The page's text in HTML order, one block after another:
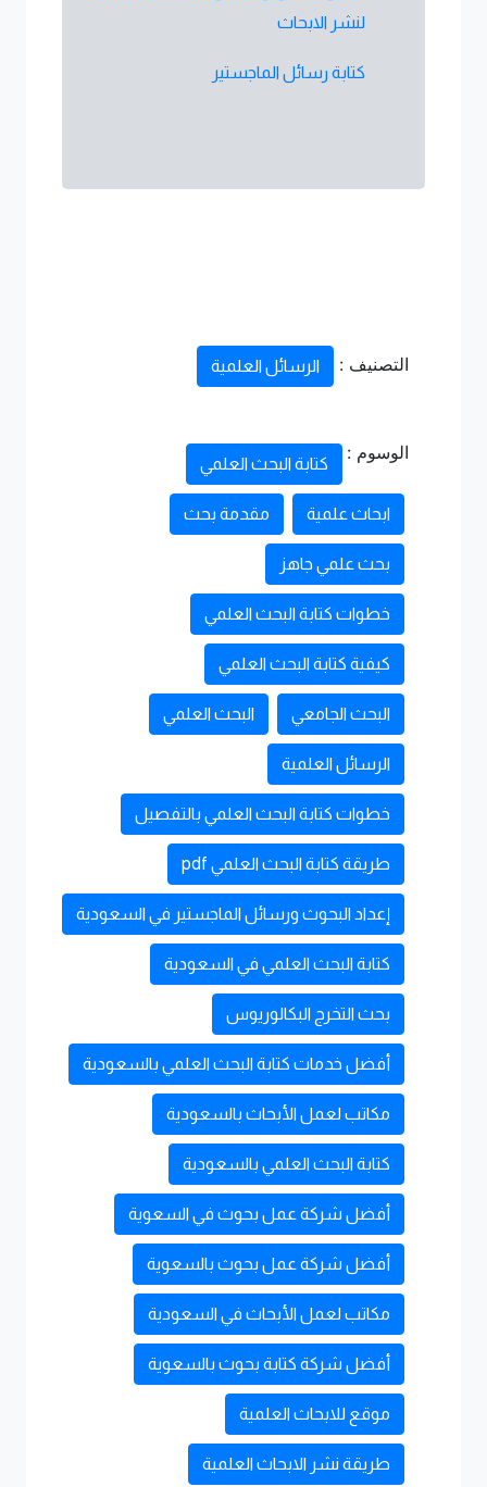
لنشر الابحاث
كتابة رسائل الماجستير
التصنيف : الرسائل العلمية
الوسوم :
كتابة البحث العلمي
ابحاث علمية مقدمة بحث
بحث علمي جاهز
خطوات كتابة البحث العلمي
كيفية كتابة البحث العلمي
البحث الجامعي البحث العلمي
الرسائل العلمية
خطوات كتابة البحث العلمي بالتفصيل
طريقة كتابة البحث العلمي pdf
إعداد البحوث ورسائل الماجستير في السعودية
كتابة البحث العلمي في السعودية
بحث التخرج البكالوريوس
أفضل خدمات كتابة البحث العلمي بالسعودية
مكاتب لعمل الأبحاث بالسعودية
كتابة البحث العلمي بالسعودية
أفضل شركة عمل بحوث في السعوية
أفضل شركة عمل بحوث بالسعوية
مكاتب لعمل الأبحاث في السعودية
أفضل شركة كتابة بحوث بالسعوية
موقع للابحاث العلمية
طريقة نشر الابحاث العلمية